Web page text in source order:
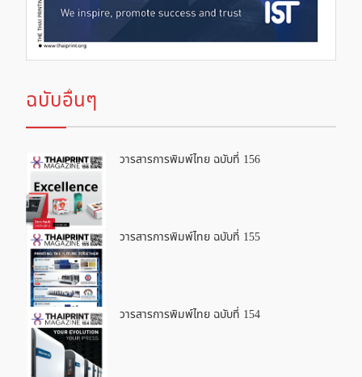
ฉบับอื่นๆ
วารสารการพิมพ์ไทย ฉบับที่ 156
วารสารการพิมพ์ไทย ฉบับที่ 155
วารสารการพิมพ์ไทย ฉบับที่ 154